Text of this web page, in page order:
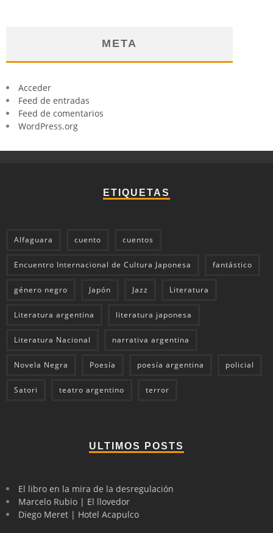
META
Acceder
Feed de entradas
Feed de comentarios
WordPress.org
ETIQUETAS
Alfaguara cuento cuentos
Encuentro Internacional de Cultura Japonesa fantástico
género negro Japón Jazz Literatura
Literatura argentina literatura japonesa
Literatura Nacional narrativa argentina
Novela Negra Poesía poesía argentina policial
Satori teatro argentino terror
ULTIMOS POSTS
El libro en la mira de la desregulación
Marcelo Rubio | El llovedor
Diego Meret | Hotel Acapulco